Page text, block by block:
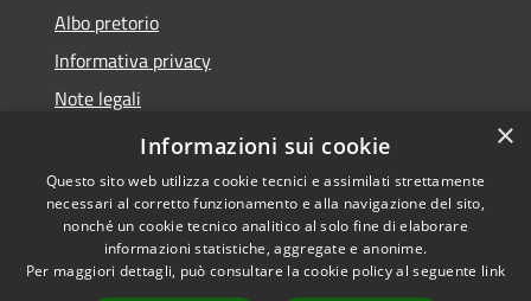
Albo pretorio
Informativa privacy
Note legali
Dichiarazione di accessibilità
Accessibilità
Copyright © 2026 • Comune di
Pagnacco • Powered by
×
Informazioni sui cookie
Questo sito web utilizza cookie tecnici e assimilati strettamente
necessari al corretto funzionamento e alla navigazione del sito,
nonché un cookie tecnico analitico al solo fine di elaborare
informazioni statistiche, aggregate e anonime.
Per maggiori dettagli, può consultare la cookie policy al seguente link